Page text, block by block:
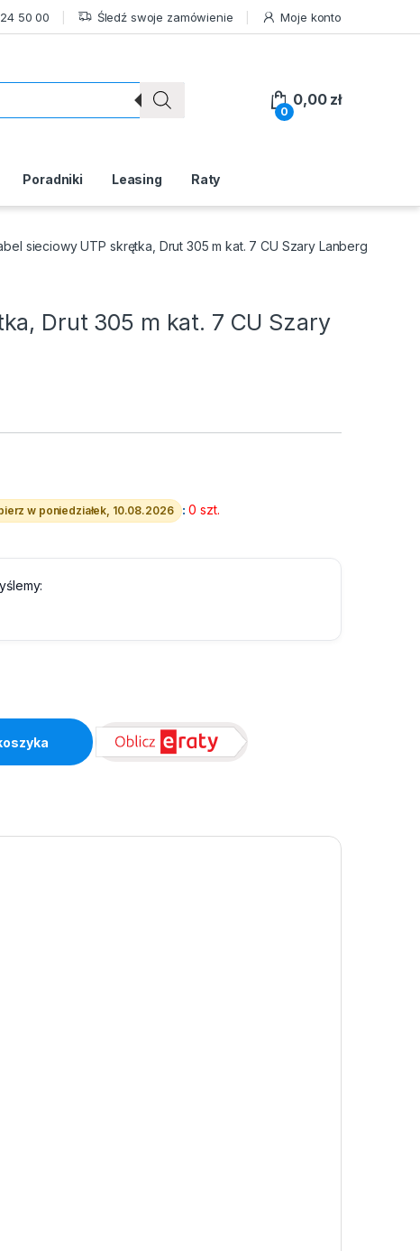
50 00 Śledź swoje zamówienie Moje konto
0
0,00 zł
Poradniki Leasing Raty
sieciowy UTP skrętka, Drut 305 m kat. 7 CU Szary Lanberg
Drut 305 m kat. 7 CU Szary
w poniedziałek, 10.08.2026 : 0 szt.
7 CU Szary Lanberg quantity